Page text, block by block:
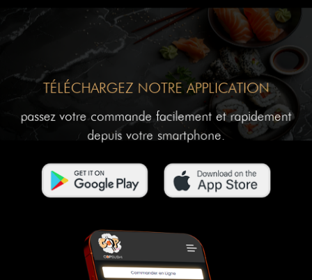
TÉLÉCHARGEZ NOTRE APPLICATION
passez votre commande facilement et rapidement
depuis votre smartphone.